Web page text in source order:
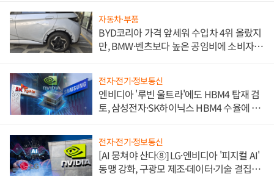
자동차·부품
BYD코리아 가격 앞세워 수입차 4위 올랐지
만, BMW·벤츠보다 높은 공임비에 소비자
전자·전기·정보통신
엔비디아 '루빈 울트라'에도 HBM4 탑재 검
토, 삼성전자·SK하이닉스 HBM4 수율에 주
전자·전기·정보통신
[AI 뭉쳐야 산다⑧] LG·엔비디아 '피지컬 AI'
동맹 강화, 구광모 제조·데이터·기술 결집